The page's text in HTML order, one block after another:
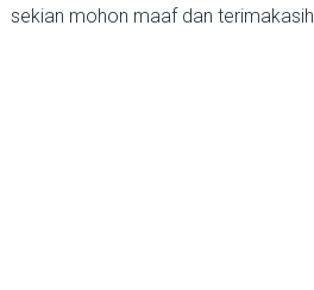
sekian mohon maaf dan terimakasih.